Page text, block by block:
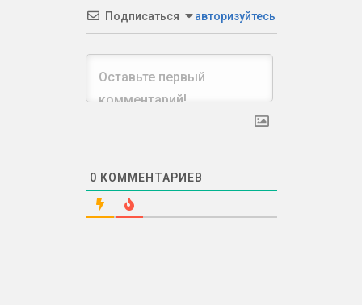
Подписаться авторизуйтесь
0 КОММЕНТАРИЕВ